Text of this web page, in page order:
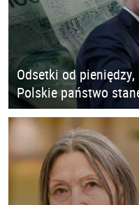
Odsetki od
Polskie państwo